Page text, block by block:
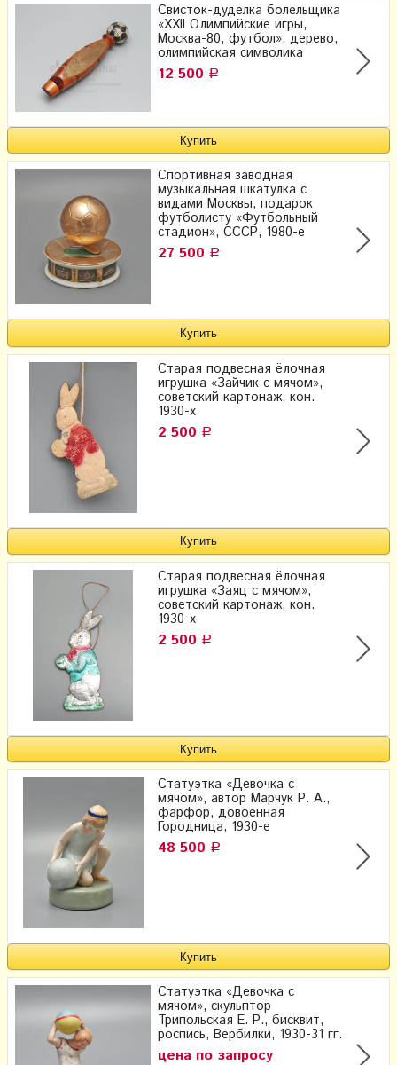
Свисток-дуделка болельщика
«XXII Олимпийские игры,
Москва-80, футбол», дерево,
олимпийская символика
12 500 Р
Спортивная заводная
музыкальная шкатулка с
видами Москвы, подарок
футболисту «Футбольный
стадион», СССР, 1980-е
27 500 Р
Старая подвесная ёлочная
игрушка «Зайчик с мячом»,
советский картонаж, кон.
1930-х
2 500 Р
Старая подвесная ёлочная
игрушка «Заяц с мячом»,
советский картонаж, кон.
1930-х
2 500 Р
Статуэтка «Девочка с
мячом», автор Марчук Р. А.,
фарфор, довоенная
Городница, 1930-е
48 500 Р
Статуэтка «Девочка с
мячом», скульптор
Трипольская Е. Р., бисквит,
роспись, Вербилки, 1930-31 гг.
цена по запросу